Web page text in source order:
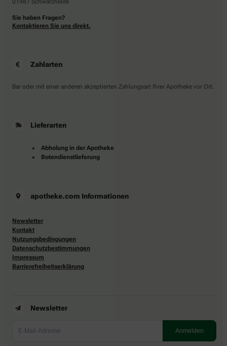
Sie haben Fragen?
Kontaktieren Sie uns direkt.
Zahlarten
Bar oder mit einer anderen akzeptierten Zahlungsart Ihrer Apotheke vor Ort.
Lieferarten
Abholung in der Apotheke
Botendienstlieferung
apotheke.com Informationen
Newsletter
Kontakt
Nutzungsbedingungen
Datenschutzbestimmungen
Impressum
Barrierefreiheitserklärung
Newsletter